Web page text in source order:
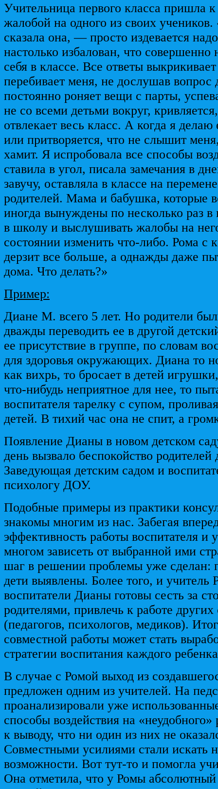
Учительница первого класса пришла
жалобой на одного из своих
сказала она, — просто издевается
настолько избалован, что совершенно
себя в классе. Все ответы
перебивает меня, не дослушав вопрос
постоянно роняет вещи с парты,
не со всеми детьми вокруг,
отвлекает весь класс. А когда я
или притворяется, что не слышит
хамит. Я испробовала все способы
ставила в угол, писала замечания в
завучу, оставляла в классе на
родителей. Мама и бабушка, которые
иногда вынуждены по несколько раз в
в школу и выслушивать жалобы на
состоянии изменить что-либо. Рома с
дерзит все больше, а однажды даже
дома. Что делать?»
Пример:
Диане М. всего 5 лет. Но родители
дважды переводить ее в другой
ее присутствие в группе, по словам
для здоровья окружающих. Диана то
как вихрь, то бросает в детей
что-нибудь неприятное для нее, то
воспитателя тарелку с супом,
детей. В тихий час она не спит, а
Появление Дианы в новом детском
день вызвало беспокойство родителей
Заведующая детским садом и
психологу ДОУ.
Подобные примеры из практики
знакомы многим из нас. Забегая
эффективность работы воспитателя и
многом зависеть от выбранной ими
шаг в решении проблемы уже сделан:
дети выявлены. Более того, и учитель
воспитатели Дианы готовы сесть за
родителями, привлечь к работе других
(педагогов, психологов, медиков).
совместной работы может стать
стратегии воспитания каждого
В случае с Ромой выход из
предложен одним из учителей. На
проанализировали уже
способы воздействия на
к выводу, что ни один из них не
Совместными усилиями стали искать
возможности. Вот тут-то и помогла
Она отметила, что у Ромы абсолютный